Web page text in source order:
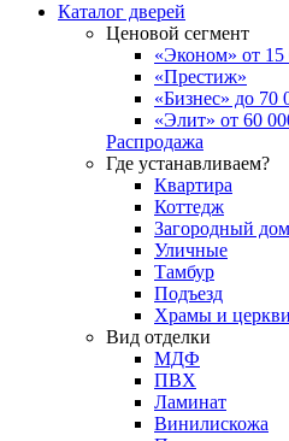
Каталог дверей
Ценовой сегмент
«Эконом» от 15
«Престиж»
«Бизнес» до 70
«Элит» от 60
Распродажа
Где устанавливаем?
Квартира
Коттедж
Загородный дом
Уличные
Тамбур
Подъезд
Храмы и церкви
Вид отделки
МДФ
ПВХ
Ламинат
Винилискожа